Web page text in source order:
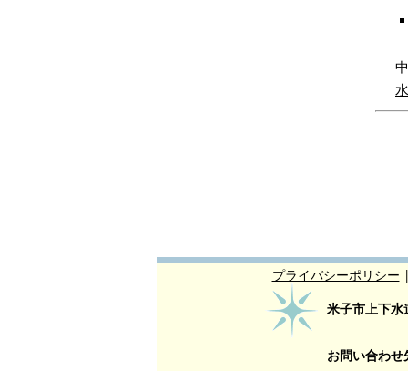
プライバシーポリシー
米子市上下水
お問い合わせ